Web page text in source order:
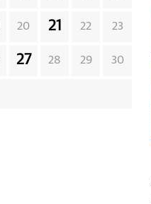
20 21 22 23
27 28 29 30